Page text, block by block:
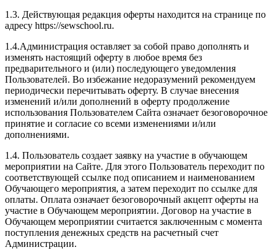
1.3. Действующая редакция оферты находится на странице по
адресу https://sewschool.ru.
1.4.Администрация оставляет за собой право дополнять и
изменять настоящий оферту в любое время без
предварительного и (или) последующего уведомления
Пользователей. Во избежание недоразумений рекомендуем
периодически перечитывать оферту. В случае внесения
изменений и/или дополнений в оферту продолжение
использования Пользователем Сайта означает безоговорочное
принятие и согласие со всеми изменениями и/или
дополнениями.
1.4. Пользователь создает заявку на участие в обучающем
мероприятии на Сайте. Для этого Пользователь переходит по
соответствующей ссылке под описанием и наименованием
Обучающего мероприятия, а затем переходит по ссылке для
оплаты. Оплата означает безоговорочный акцепт оферты на
участие в Обучающем мероприятии. Договор на участие в
Обучающем мероприятии считается заключенным с момента
поступления денежных средств на расчетный счет
Администрации.